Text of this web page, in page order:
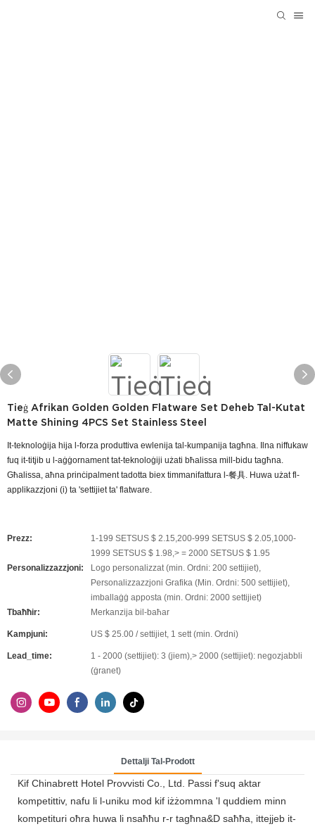
Tieġ Afrikan Golden Golden Flatware Set Deheb Tal-Kutat
Matte Shining 4PCS Set Stainless Steel
It-teknoloġija hija l-forza produttiva ewlenija tal-kumpanija tagħna. Ilna niffukaw
fuq it-titjib u l-aġġornament tat-teknoloġiji użati bħalissa mill-bidu tagħna.
Għalissa, aħna prinċipalment tadotta biex timmanifattura l-餐具. Huwa użat fl-
applikazzjoni (i) ta 'settijiet ta' flatware.
Prezz:
1-199 SETSUS $ 2.15,200-999 SETSUS $ 2.05,1000-
1999 SETSUS $ 1.98,> = 2000 SETSUS $ 1.95
Personalizzazzjoni:
Logo personalizzat (min. Ordni: 200 settijiet),
Personalizzazzjoni Grafika (Min. Ordni: 500 settijiet),
imballaġġ apposta (min. Ordni: 2000 settijiet)
Tbaħħir:
Merkanzija bil-baħar
Kampjuni: US $ 25.00 / settijiet, 1 sett (min. Ordni)
Lead_time:
1 - 2000 (settijiet): 3 (jiem),> 2000 (settijiet): negozjabbli
(ġranet)
Dettalji Tal-Prodott
Kif Chinabrett Hotel Provvisti Co., Ltd. Passi f'suq aktar
kompetittiv, nafu li l-uniku mod kif iżżommna 'l quddiem minn
kompetituri oħra huwa li nsaħħu r-r tagħna&D saħħa, ittejjeb it-